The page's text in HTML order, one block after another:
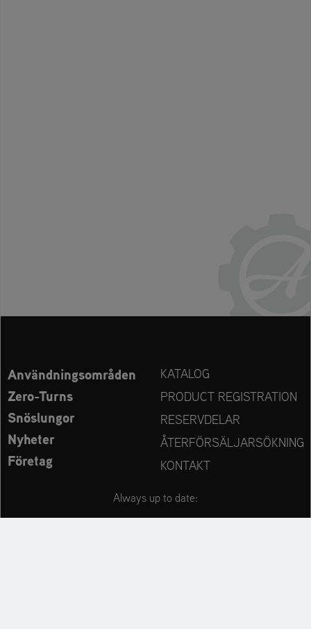
Användningsområden
Zero-Turns
Snöslungor
Nyheter
Företag
KATALOG
PRODUCT REGISTRATION
RESERVDELAR
ÅTERFÖRSÄLJARSÖKNING
KONTAKT
Always up to date: